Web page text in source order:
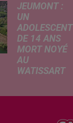
JEUMONT :
UN
ADOLESCENT
DE 14 ANS
MORT NOYÉ
AU
WATISSART
informations
lundi par nos